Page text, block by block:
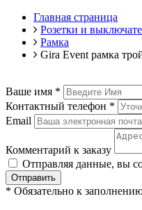
Главная страница
Розетки и
Рамка
Gira Event рамка
Ваше имя *
Контактный телефон *
Email
Комментарий к заказу
Отправляя данные, вы
Отправить
* Обязательно к